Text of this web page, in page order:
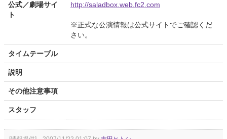
公式／劇場サイ
ト
http://saladbox.web.fc2.com
※正式な公演情報は公式サイトでご確認くだ
さい。
タイムテーブル
説明
その他注意事項
スタッフ